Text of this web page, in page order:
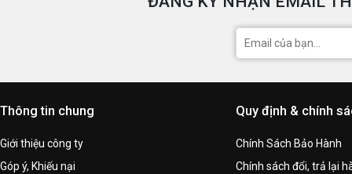
Thông tin chung
Giới thiệu công ty
Góp ý, Khiếu nại
Quy định & chính
Chính Sách Bảo Hành
Chính sách đổi, trả lại